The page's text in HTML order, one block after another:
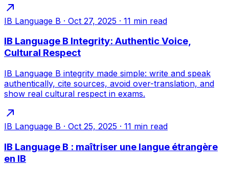
IB Language B · Oct 27, 2025 · 11 min read
IB Language B Integrity: Authentic Voice,
Cultural Respect
IB Language B integrity made simple: write and speak
authentically, cite sources, avoid over-translation, and
show real cultural respect in exams.
IB Language B · Oct 25, 2025 · 11 min read
IB Language B : maîtriser une langue étrangère
en IB